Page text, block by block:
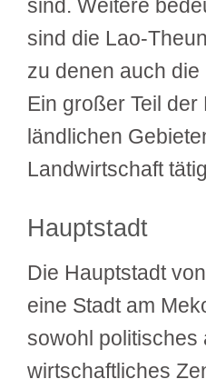
sind. Weitere
sind die Lao-
zu denen auch
Ein großer Teil
ländlichen
Landwirtschaft
Hauptstadt
Die Hauptstadt
eine Stadt am
sowohl politisches
wirtschaftliches